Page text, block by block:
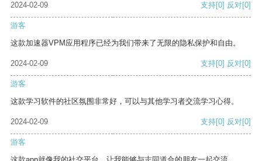
2024-02-09
支持[0] 反对[0]
游客
这款加速器VPM应用程序已经为我们带来了无限的隐私保护和自由。
2024-02-09 支持[0] 反对[0]
游客
这款学习软件的社区氛围非常好，可以与其他学习者交流学习心得。
2024-02-09 支持[0] 反对[0]
游客